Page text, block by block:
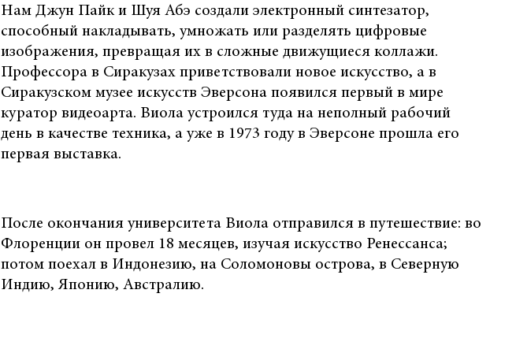
Нам Джун Пайк и Шуя Абэ создали электронный синтезатор,
способный накладывать, умножать или разделять цифровые
изображения, превращая их в сложные движущиеся коллажи.
Профессора в Сиракузах приветствовали новое искусство, а в
Сиракузском музее искусств Эверсона появился первый в мире
куратор видеоарта. Виола устроился туда на неполный рабочий
день в качестве техника, а уже в 1973 году в Эверсоне прошла его
первая выставка.
После окончания университета Виола отправился в путешествие: во
Флоренции он провел 18 месяцев, изучая искусство Ренессанса;
потом поехал в Индонезию, на Соломоновы острова, в Северную
Индию, Японию, Австралию.